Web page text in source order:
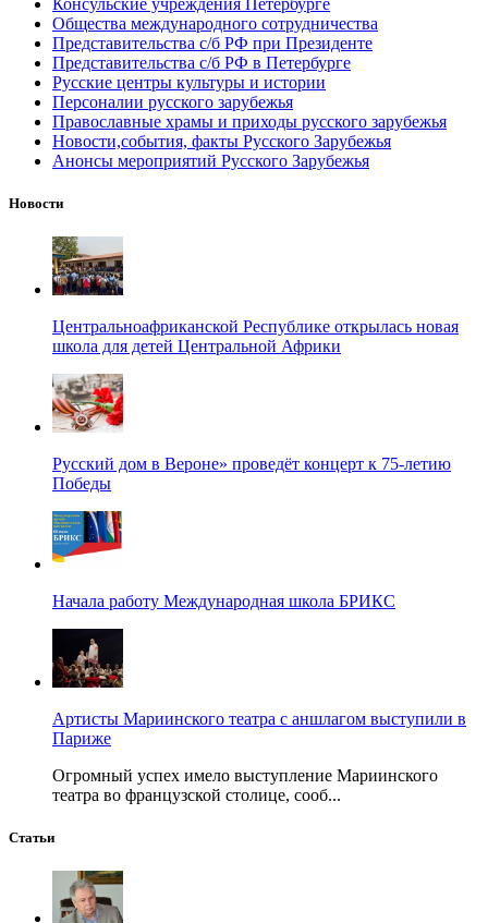
Общества международного сотрудничества
Представительства с/б РФ при Президенте
Представительства с/б РФ в Петербурге
Русские центры культуры и истории
Персоналии русского зарубежья
Православные храмы и приходы русского зарубежья
Новости,события, факты Русского Зарубежья
Анонсы мероприятий Русского Зарубежья
Новости
Центральноафриканской Республике открылась новая
школа для детей Центральной Африки
Русский дом в Вероне» проведёт концерт к 75-летию
Победы
Начала работу Международная школа БРИКС
Артисты Мариинского театра с аншлагом выступили в
Париже
Огромный успех имело выступление Мариинского
театра во французской столице, сооб...
Статьи